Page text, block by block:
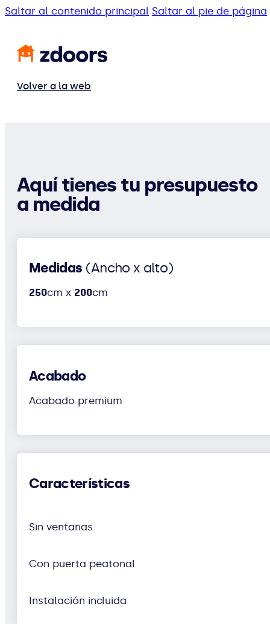
Saltar al contenido principal Saltar al pie de página
Volver a la web
Aquí tienes tu presupuesto
a medida
Medidas (Ancho x alto)
250cm x 200cm
Acabado
Acabado premium
Características
Sin ventanas
Con puerta peatonal
Instalación incluida